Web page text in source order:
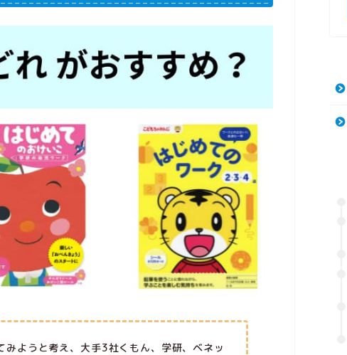
ようと考え、大手3社くもん、学研、ベネッ